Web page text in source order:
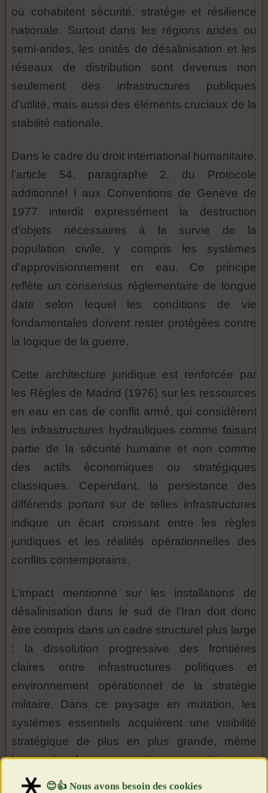
où cohabitent sécurité, stratégie et résilience
nationale. Surtout dans les régions arides ou
semi-arides, les unités de désalinisation et les
réseaux de distribution sont devenus non
seulement des infrastructures publiques
d’utilité, mais aussi des éléments cruciaux de la
stabilité nationale.
Dans le cadre du droit international humanitaire,
l’article 54, paragraphe 2, du Protocole
additionnel I aux Conventions de Genève de
1977 interdit expressément la destruction
d’objets nécessaires à la survie de la
population civile, y compris les systèmes
d’approvisionnement en eau. Ce principe
reflète un consensus réglementaire de longue
date selon lequel les conditions de vie
fondamentales doivent rester protégées contre
la logique de la guerre.
Cette architecture juridique est renforcée par
les Règles de Madrid (1976) sur les ressources
en eau en cas de conflit armé, qui considèrent
les infrastructures hydrauliques comme faisant
partie de la sécurité humaine et non comme
des actifs économiques ou stratégiques
classiques. Cependant, la persistance des
différends portant sur de telles infrastructures
indique un écart croissant entre les règles
juridiques et les réalités opérationnelles des
conflits contemporains.
L’impact mentionné sur les installations de
désalinisation dans le sud de l’Iran doit donc
être compris dans un cadre structurel plus large
: la dissolution progressive des frontières
claires entre infrastructures politiques et
environnement opérationnel de la stratégie
militaire. Dans ce paysage en mutation, les
systèmes essentiels acquièrent une visibilité
stratégique de plus en plus grande, même
lorsque leur fonction première reste politique.